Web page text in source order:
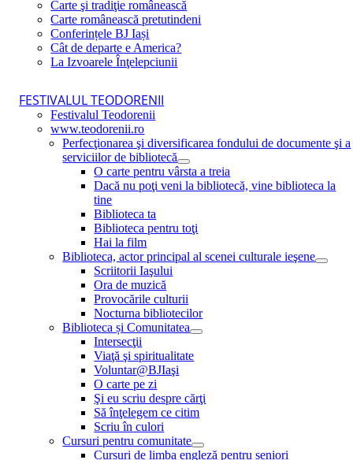
Carte şi tradiţie românească
Carte românească pretutindeni
Conferințele BJ Iași
Cât de departe e America?
La Izvoarele Înţelepciunii
FESTIVALUL TEODORENII
Festivalul Teodorenii
www.teodorenii.ro
Perfecţionarea şi diversificarea fondului de documente şi a
serviciilor de bibliotecă
O carte pentru vârsta a treia
Dacă nu poţi veni la bibliotecă, vine biblioteca la
tine
Biblioteca ta
Biblioteca pentru toţi
Hai la film
Biblioteca, actor principal al scenei culturale ieşene
Scriitorii Iaşului
Ora de muzică
Provocările culturii
Nocturna bibliotecilor
Biblioteca și Comunitatea
Intersecţii
Viaţă şi spiritualitate
Voluntar@BJIaşi
O carte pe zi
Şi eu scriu despre cărţi
Să înţelegem ce citim
Scriu în culori
Cursuri pentru comunitate
Cursuri de limba engleză pentru seniori